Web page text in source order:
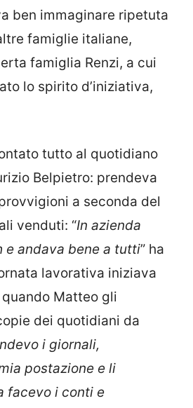
ben immaginare ripetuta
famiglie italiane,
famiglia Renzi, a cui
lo spirito d’iniziativa,
tutto al quotidiano
Belpietro: prendeva
a seconda del
venduti: “In azienda
e andava bene a tutti” ha
lavorativa iniziava
quando Matteo gli
dei quotidiani da
i giornali,
postazione e li
facevo i conti e